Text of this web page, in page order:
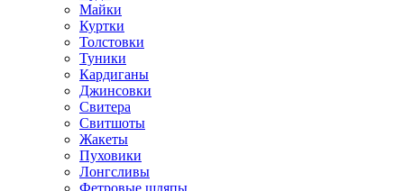
Майки
Куртки
Толстовки
Туники
Кардиганы
Джинсовки
Свитера
Свитшоты
Жакеты
Пуховики
Лонгсливы
Фетровые шляпы